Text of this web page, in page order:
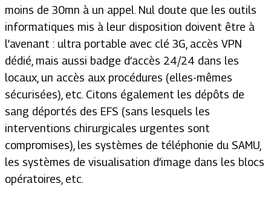
moins de 30mn à un appel. Nul doute que les outils
informatiques mis à leur disposition doivent être à
l’avenant : ultra portable avec clé 3G, accès VPN
dédié, mais aussi badge d’accès 24/24 dans les
locaux, un accès aux procédures (elles-mêmes
sécurisées), etc. Citons également les dépôts de
sang déportés des EFS (sans lesquels les
interventions chirurgicales urgentes sont
compromises), les systèmes de téléphonie du SAMU,
les systèmes de visualisation d’image dans les blocs
opératoires, etc.